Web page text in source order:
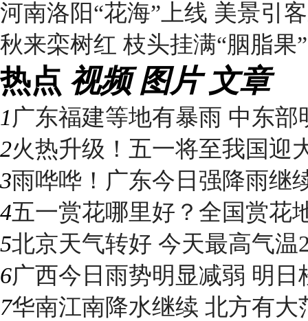
河南洛阳“花海”上线 美景引
秋来栾树红 枝头挂满“胭脂果”
热点 视频 图片 文章
1 广东福建等地有暴雨 中东部
2火热升级！五一将至我国迎
3雨哗哗！广东今日强降雨继
4五一赏花哪里好？全国赏花
5北京天气转好 今天最高气
6广西今日雨势明显减弱 明日
7华南江南降水继续 北方有大